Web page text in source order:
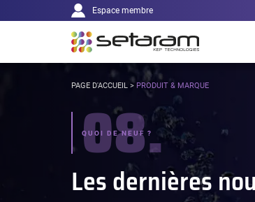
Aller au contenu
principale
Espace membre
VOUS
PAGE D'ACCUEIL > PRODUIT & MARQUE
08.
QUOI DE NEUF ?
Les dernières
Panneau de gestion des cookies